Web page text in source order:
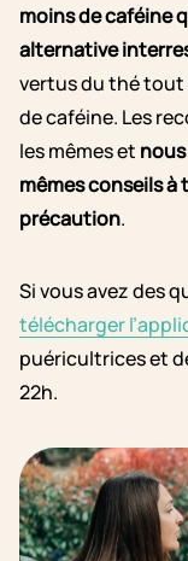
moins de caféine
alternative
vertus du thé
de caféine. Les
les mêmes et
mêmes conseils à
précaution.
Si vous avez des
télécharger
puéricultrices et
22h.